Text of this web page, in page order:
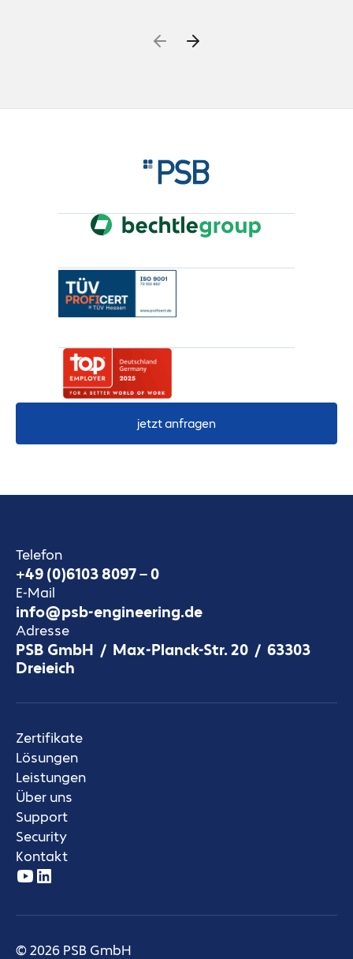
jetzt anfragen
Telefon
+49 (0)6103 8097 – 0
E-Mail
info@psb-engineering.de
Adresse
PSB GmbH / Max-Planck-Str. 20 / 63303
Dreieich
Zertifikate
Lösungen
Leistungen
Über uns
Support
Security
Kontakt
© 2026 PSB GmbH